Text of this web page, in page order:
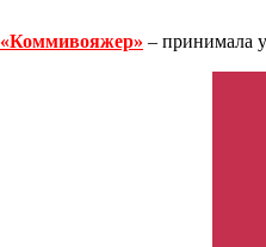
«Коммивояжер» – принимала